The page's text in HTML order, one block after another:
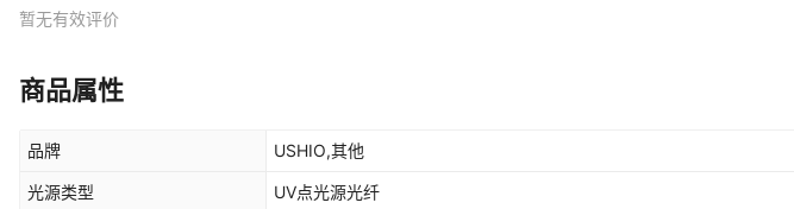
暂无有效评价
商品属性
品牌 USHIO,其他
光源类型 UV点光源光纤